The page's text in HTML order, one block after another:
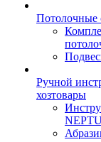
Потолочные
Ручной
хозтовары